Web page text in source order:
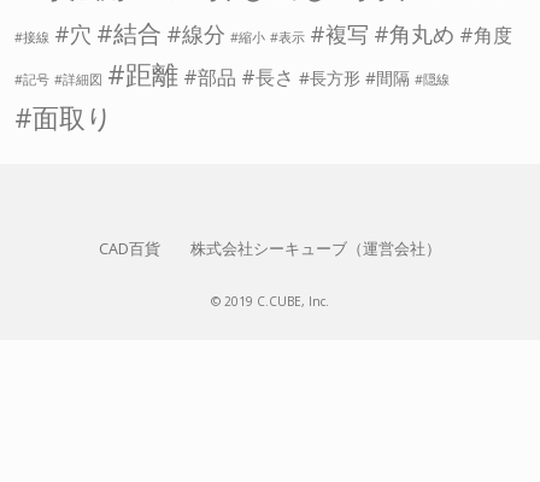
接線 穴 結合 線分 縮小 表示 複写 角丸め 角度
記号 詳細図 距離 部品 長さ 長方形 間隔 隠線
面取り
CAD百貨 株式会社シーキューブ（運営会社）
© 2019 C.CUBE, Inc.